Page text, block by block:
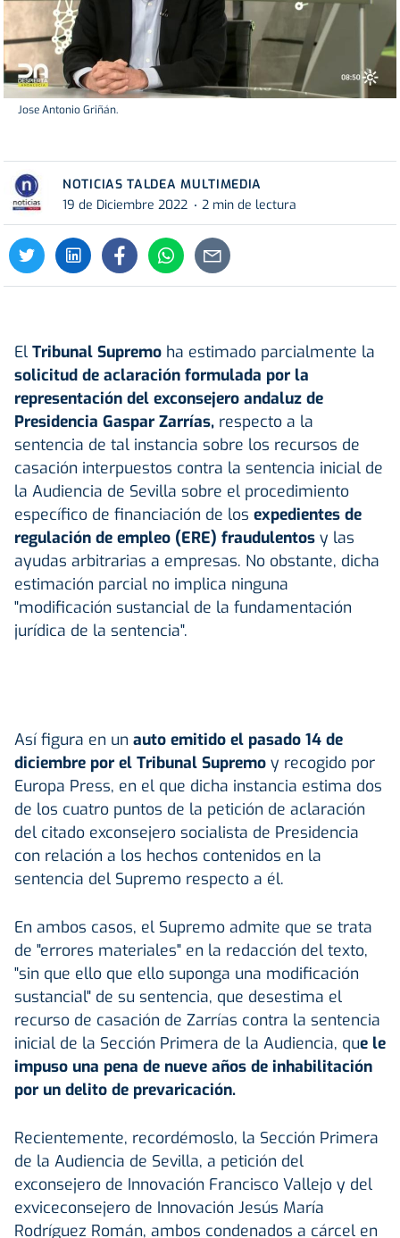
Jose Antonio Griñán.
NOTICIAS TALDEA MULTIMEDIA
19 de Diciembre 2022
2 min de lectura
El Tribunal Supremo ha estimado parcialmente la
solicitud de aclaración formulada por la
representación del exconsejero andaluz de
Presidencia Gaspar Zarrías, respecto a la
sentencia de tal instancia sobre los recursos de
casación interpuestos contra la sentencia inicial de
la Audiencia de Sevilla sobre el procedimiento
específico de financiación de los expedientes de
regulación de empleo (ERE) fraudulentos y las
ayudas arbitrarias a empresas. No obstante, dicha
estimación parcial no implica ninguna
"modificación sustancial de la fundamentación
jurídica de la sentencia".
Así figura en un auto emitido el pasado 14 de
diciembre por el Tribunal Supremo y recogido por
Europa Press, en el que dicha instancia estima dos
de los cuatro puntos de la petición de aclaración
del citado exconsejero socialista de Presidencia
con relación a los hechos contenidos en la
sentencia del Supremo respecto a él.
En ambos casos, el Supremo admite que se trata
de "errores materiales" en la redacción del texto,
"sin que ello que ello suponga una modificación
sustancial" de su sentencia, que desestima el
recurso de casación de Zarrías contra la sentencia
inicial de la Sección Primera de la Audiencia, que le
impuso una pena de nueve años de inhabilitación
por un delito de prevaricación.
Recientemente, recordémoslo, la Sección Primera
de la Audiencia de Sevilla, a petición del
exconsejero de Innovación Francisco Vallejo y del
exviceconsejero de Innovación Jesús María
Rodríguez Román, ambos condenados a cárcel en